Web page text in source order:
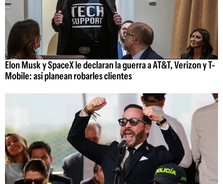
Elon Musk y SpaceX le declaran la guerra a AT&T, Verizon y T-
Mobile: así planean robarles clientes